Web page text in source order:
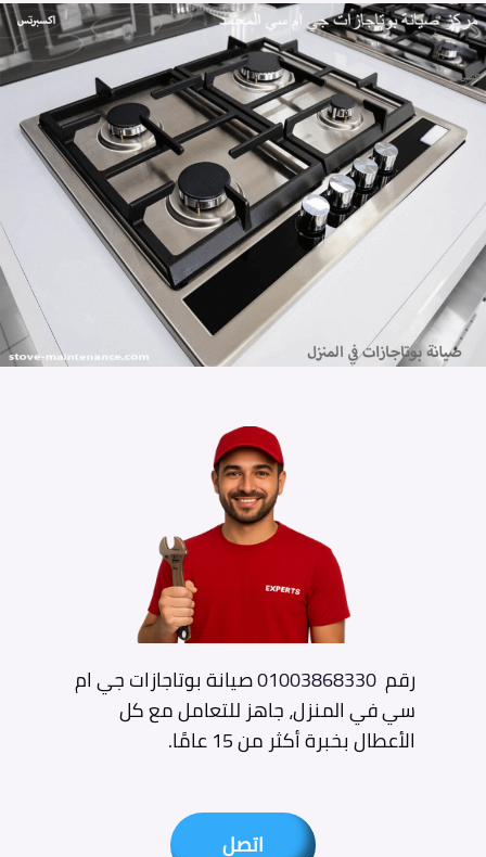
رقم 01003868330صيانة بوتاجازات جي ام
سي في المنزل، جاهز للتعامل مع كل
الأعطال بخبرة أكثر من 15 عامًا.
اتصل